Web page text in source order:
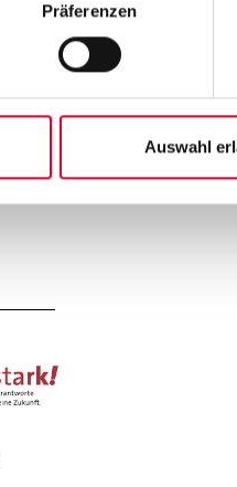
Präferenzen
Auswahl
+